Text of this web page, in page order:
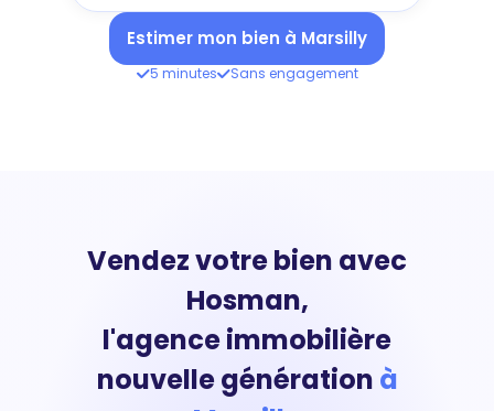
Estimer mon bien à Marsilly
5 minutes Sans engagement
Vendez votre bien avec
Hosman,
l'agence immobilière
nouvelle génération à